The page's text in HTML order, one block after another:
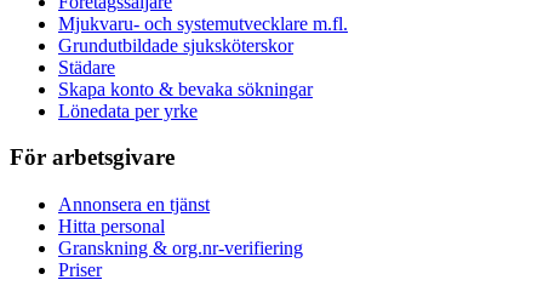
Mjukvaru- och systemutvecklare m.fl.
Grundutbildade sjuksköterskor
Städare
Skapa konto & bevaka sökningar
Lönedata per yrke
För arbetsgivare
Annonsera en tjänst
Hitta personal
Granskning & org.nr-verifiering
Priser